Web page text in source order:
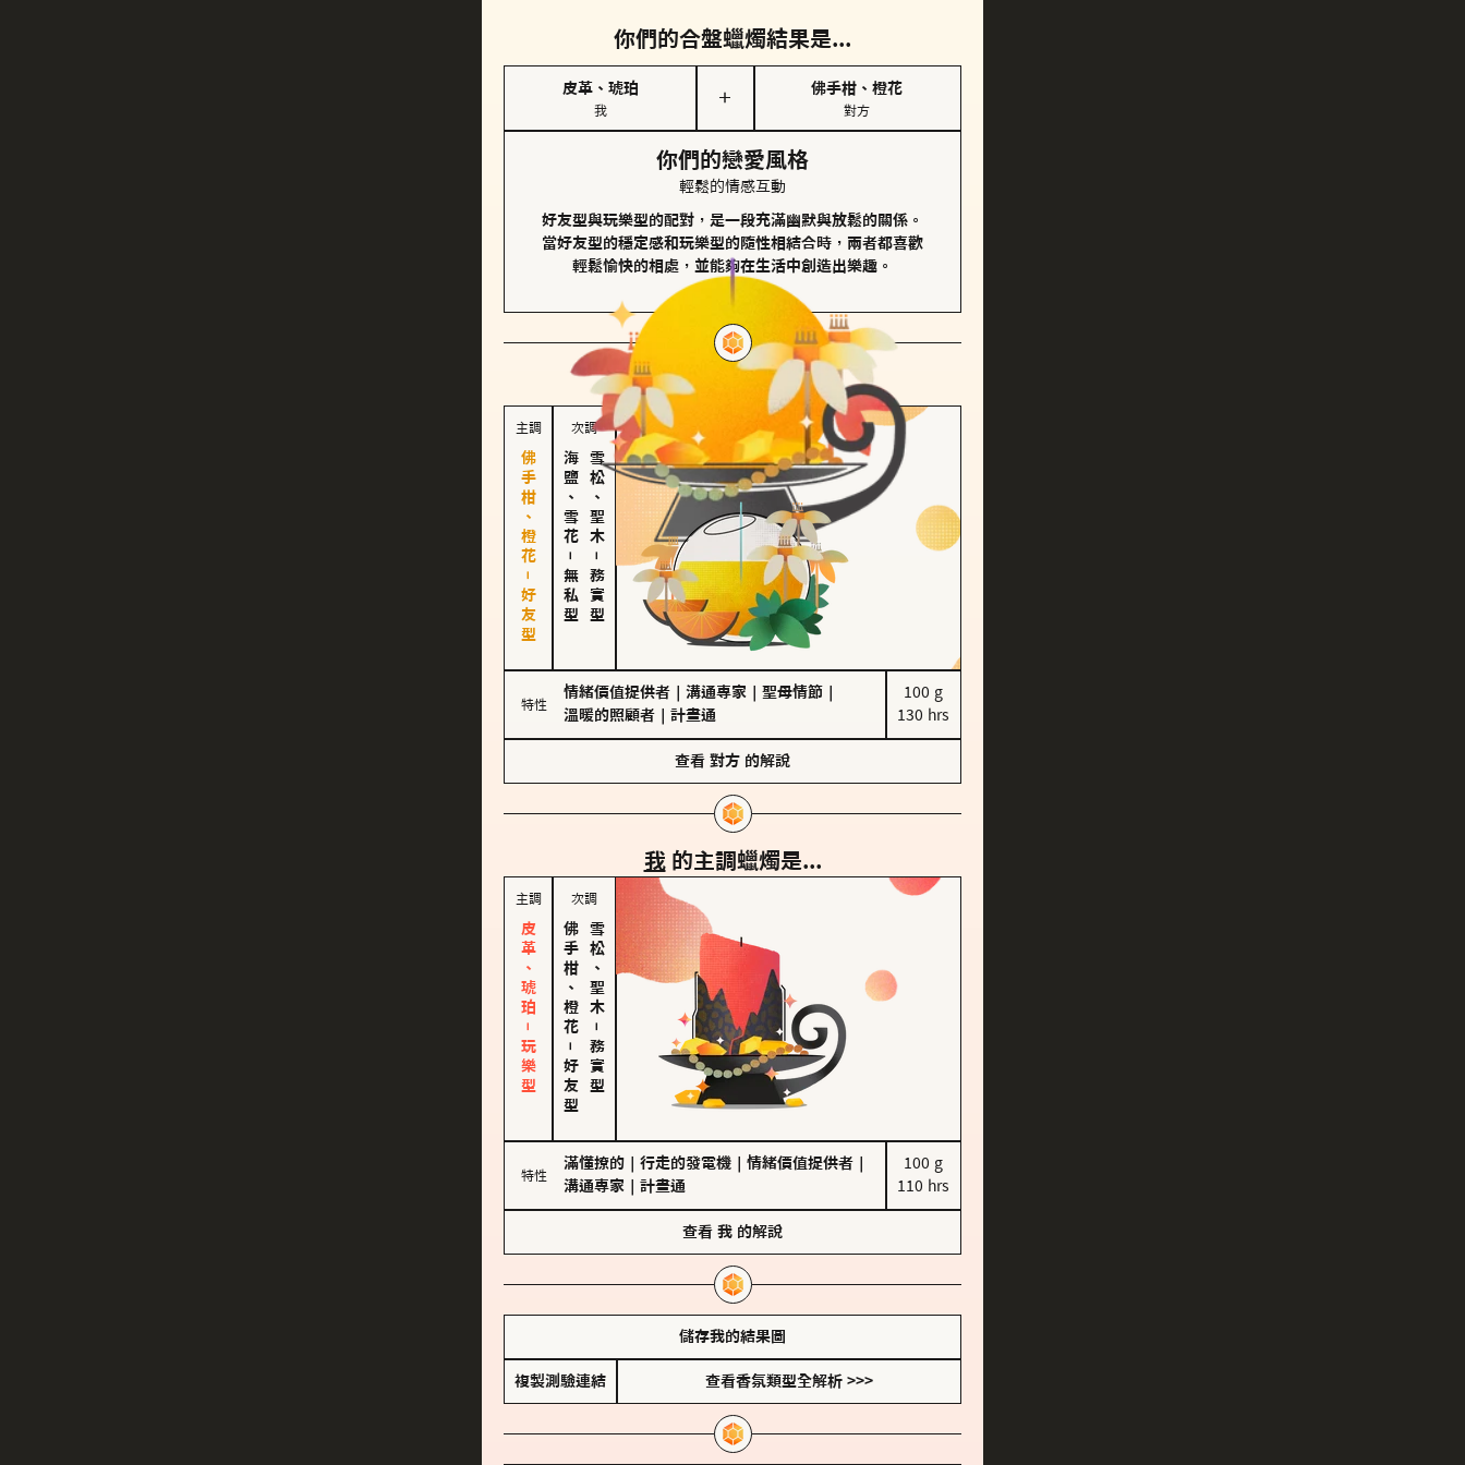
你們的合盤蠟燭結果是...
皮革、琥珀
我
＋
佛手柑、橙花
對方
你們的戀愛風格
輕鬆的情感互動
好友型與玩樂型的配對，是一段充滿幽默與放鬆的關係。
當好友型的穩定感和玩樂型的隨性相結合時，兩者都喜歡
輕鬆愉快的相處，並能夠在生活中創造出樂趣。
對方的主調蠟燭是...
主調
佛手柑、橙花－好友型
次調
海鹽、雪花
－
無私型
雪松、聖木
－
務實型
特性
情緒價值提供者 溝通專家 聖母情節
溫暖的照顧者
計畫通
100 g
130 hrs
查看 對方 的解說
我 的主調蠟燭是...
主調
皮革、琥珀－玩樂型
次調
佛手柑、橙花
－
好友型
雪松、聖木
－
務實型
特性
滿懂撩的 行走的發電機 情緒價值提供者
溝通專家
計畫通
100 g
110 hrs
查看 我 的解說
儲存我的結果圖
複製測驗連結 查看香氛類型全解析 >>>